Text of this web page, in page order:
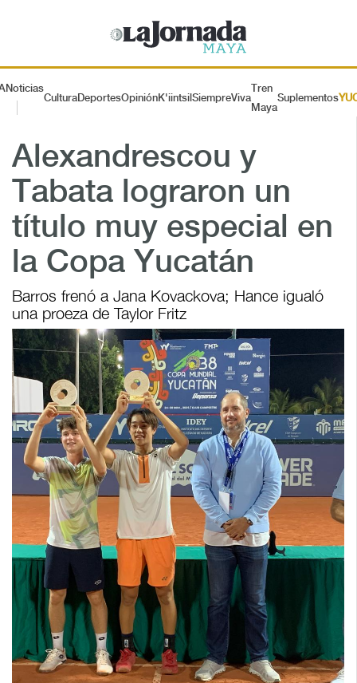
Noticias
CulturaDeportesOpiniónK'iintsil SiempreViva
Tren
Maya
Suplementos
Alexandrescou y
Tabata lograron un
título muy especial en
la Copa Yucatán
Barros frenó a Jana Kovackova; Hance igualó
una proeza de Taylor Fritz